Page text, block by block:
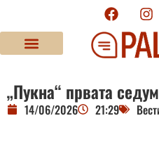
„Пукна“ првата
14/06/2026 21:29